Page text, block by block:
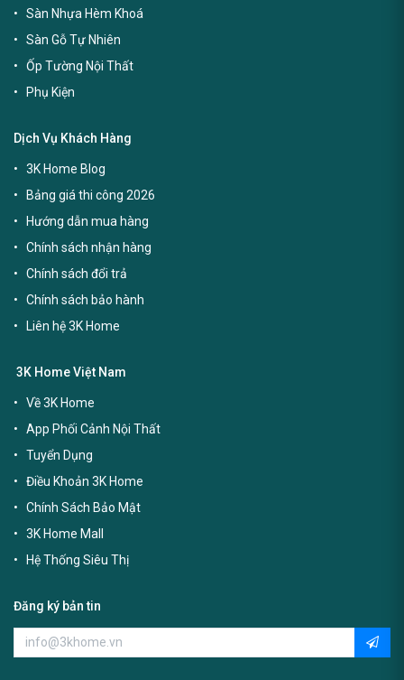
Sàn Nhựa Hèm Khoá
Sàn Gỗ Tự Nhiên
Ốp Tường Nội Thất
Phụ Kiện
Dịch Vụ Khách Hàng
3K Home Blog
Bảng giá thi công 2026
Hướng dẫn mua hàng
Chính sách nhận hàng
Chính sách đổi trả
Chính sách bảo hành
Liên hệ 3K Home
3K Home Việt Nam
Về 3K Home
App Phối Cảnh Nội Thất
Tuyển Dụng
Điều Khoản 3K Home
Chính Sách Bảo Mật
3K Home Mall
Hệ Thống Siêu Thị
Đăng ký bản tin